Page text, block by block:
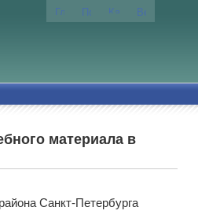
материала в
Санкт-Петербурга